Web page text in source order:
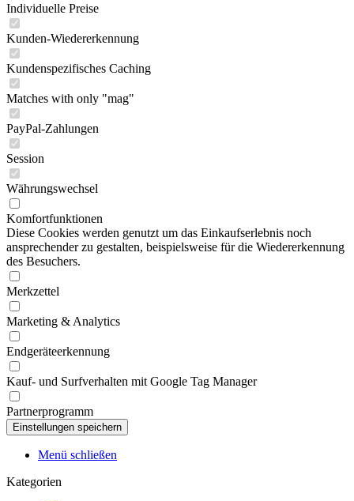
Individuelle Preise
Kunden-Wiedererkennung
Kundenspezifisches Caching
Matches with only "mag"
PayPal-Zahlungen
Session
Währungswechsel
Komfortfunktionen
Diese Cookies werden genutzt um das Einkaufserlebnis noch
ansprechender zu gestalten, beispielsweise für die Wiedererkennung
des Besuchers.
Merkzettel
Marketing & Analytics
Endgeräteerkennung
Kauf- und Surfverhalten mit Google Tag Manager
Partnerprogramm
Menü schließen
Kategorien